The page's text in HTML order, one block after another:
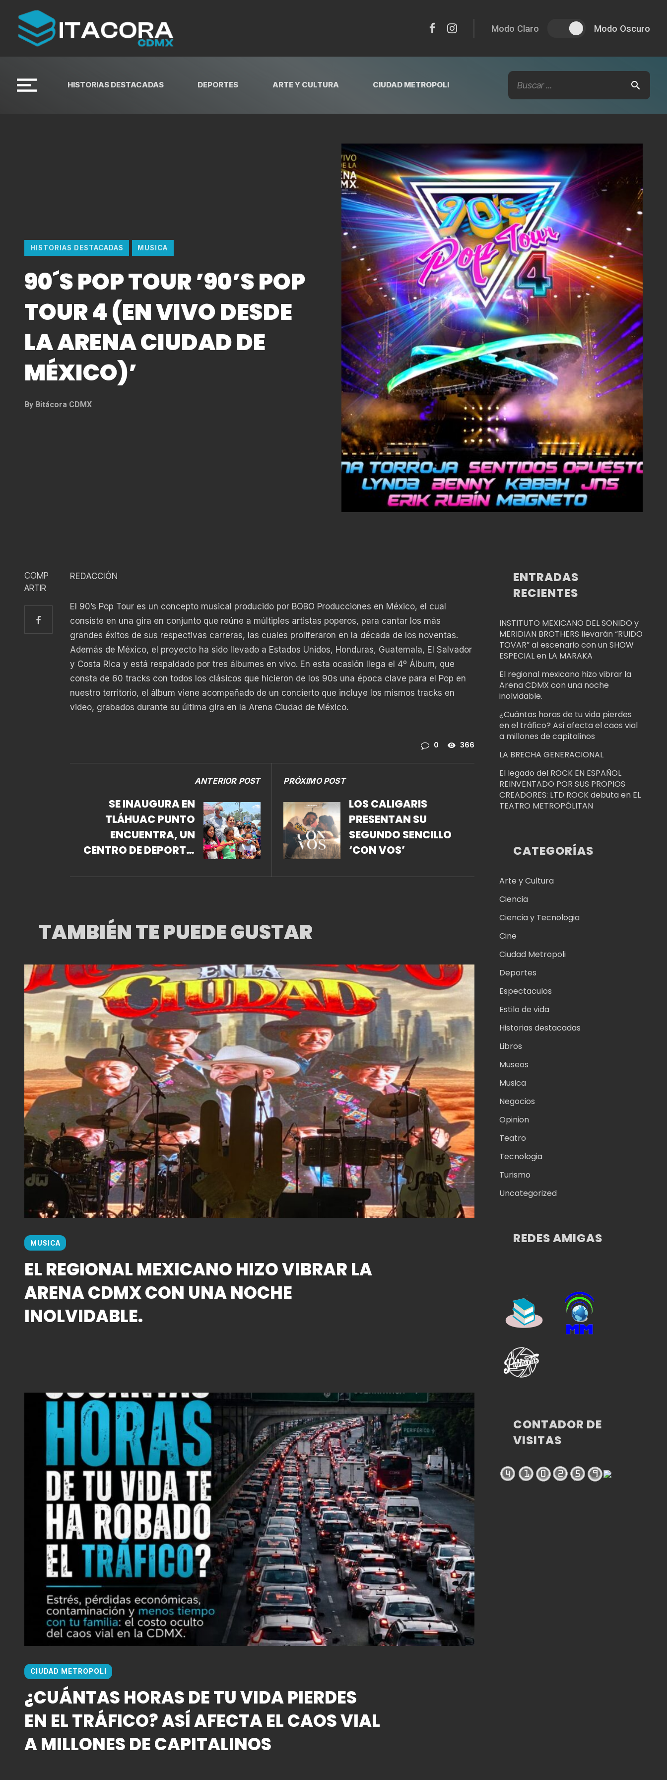
Modo Claro Modo Oscuro
HISTORIAS DESTACADAS DEPORTES ARTE Y CULTURA CIUDAD METROPOLI
HISTORIAS DESTACADAS MUSICA
90´S POP TOUR ’90’S POP
TOUR 4 (EN VIVO DESDE
LA ARENA CIUDAD DE
MÉXICO)’
By Bitácora CDMX
COMP
ARTIR
REDACCIÓN
El 90’s Pop Tour es un concepto musical producido por BOBO Producciones en México, el cual
consiste en una gira en conjunto que reúne a múltiples artistas poperos, para cantar los más
grandes éxitos de sus respectivas carreras, las cuales proliferaron en la década de los noventas.
Además de México, el proyecto ha sido llevado a Estados Unidos, Honduras, Guatemala, El Salvador
y Costa Rica y está respaldado por tres álbumes en vivo. En esta ocasión llega el 4º Álbum, que
consta de 60 tracks con todos los clásicos que hicieron de los 90s una época clave para el Pop en
nuestro territorio, el álbum viene acompañado de un concierto que incluye los mismos tracks en
video, grabados durante su última gira en la Arena Ciudad de México.
0 366
ANTERIOR POST
SE INAUGURA EN
TLÁHUAC PUNTO
ENCUENTRA, UN
CENTRO DE DEPORTE,
PRÓXIMO POST
LOS CALIGARIS
PRESENTAN SU
SEGUNDO SENCILLO
‘CON VOS’
TAMBIÉN TE PUEDE GUSTAR
MUSICA
EL REGIONAL MEXICANO HIZO VIBRAR LA
ARENA CDMX CON UNA NOCHE
INOLVIDABLE.
CIUDAD METROPOLI
¿CUÁNTAS HORAS DE TU VIDA PIERDES
EN EL TRÁFICO? ASÍ AFECTA EL CAOS VIAL
A MILLONES DE CAPITALINOS
ENTRADAS
RECIENTES
INSTITUTO MEXICANO DEL SONIDO y
MERIDIAN BROTHERS llevarán “RUIDO
TOVAR” al escenario con un SHOW
ESPECIAL en LA MARAKA
El regional mexicano hizo vibrar la
Arena CDMX con una noche
inolvidable.
¿Cuántas horas de tu vida pierdes
en el tráfico? Así afecta el caos vial
a millones de capitalinos
LA BRECHA GENERACIONAL
El legado del ROCK EN ESPAÑOL
REINVENTADO POR SUS PROPIOS
CREADORES: LTD ROCK debuta en EL
TEATRO METROPÓLITAN
CATEGORÍAS
Arte y Cultura
Ciencia
Ciencia y Tecnologia
Cine
Ciudad Metropoli
Deportes
Espectaculos
Estilo de vida
Historias destacadas
Libros
Museos
Musica
Negocios
Opinion
Teatro
Tecnologia
Turismo
Uncategorized
REDES AMIGAS
CONTADOR DE
VISITAS